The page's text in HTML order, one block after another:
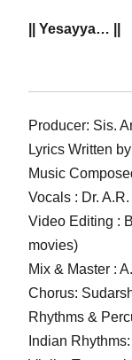
|| Yesayya… ||
Producer: Sis.
Lyrics Written
Music
Vocals : Dr.
Video Editing :
movies)
Mix & Master :
Chorus:
Rhythms &
Indian